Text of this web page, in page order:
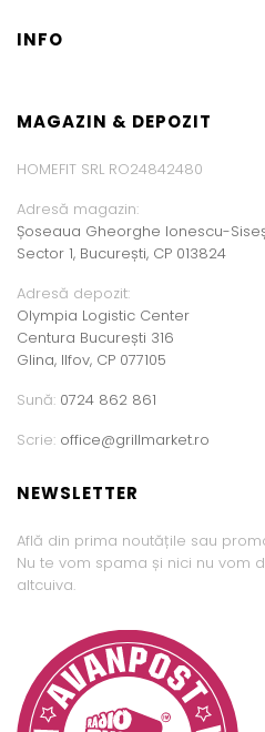
INFO
MAGAZIN & DEPOZIT
HOMEFIT SRL RO24842480
Adresă magazin:
Șoseaua Gheorghe Ionescu-
Sector 1, București, CP 013824
Adresă depozit:
Olympia Logistic Center
Centura București 316
Glina, Ilfov, CP 077105
Sună: 0724 862 861
Scrie: office@grillmarket.ro
NEWSLETTER
Află din prima noutățile sau
Nu te vom spama și nici nu vom
altcuiva.